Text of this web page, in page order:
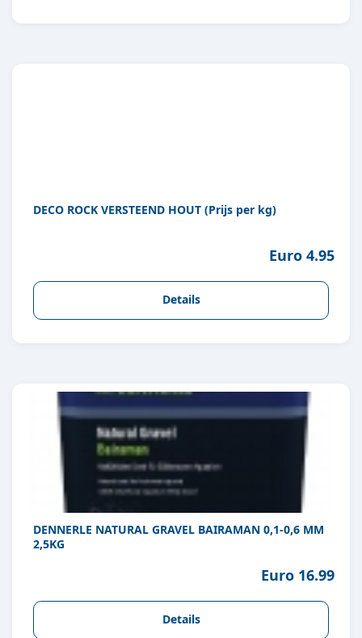
DECO ROCK VERSTEEND HOUT (Prijs per kg)
Euro 4.95
Details
DENNERLE NATURAL GRAVEL BAIRAMAN 0,1-0,6 MM
2,5KG
Euro 16.99
Details